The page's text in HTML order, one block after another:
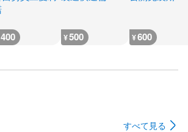
400 ¥500 ¥600
すべて見る